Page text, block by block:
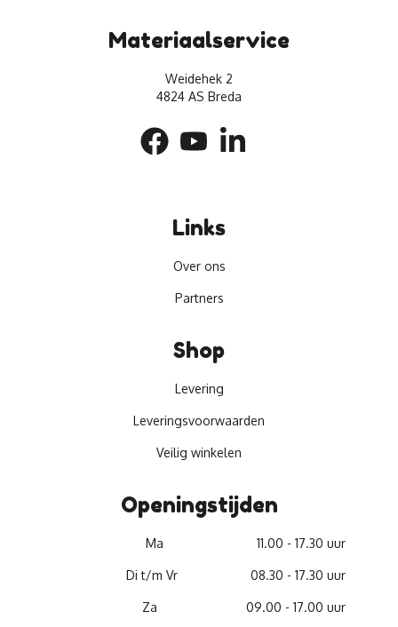
Materiaalservice
Weidehek 2
4824 AS Breda
Links
Over ons
Partners
Shop
Levering
Leveringsvoorwaarden
Veilig winkelen
Openingstijden
Ma 11.00 - 17.30 uur
Di t/m Vr 08.30 - 17.30 uur
Za 09.00 - 17.00 uur